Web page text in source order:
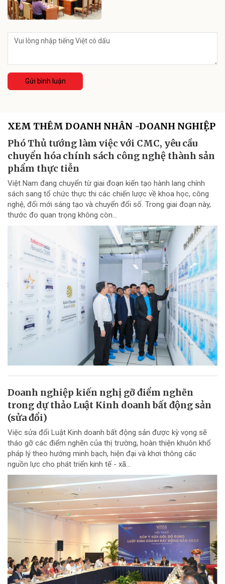
Gửi bình luận
XEM THÊM DOANH NHÂN -DOANH NGHIỆP
Phó Thủ tướng làm việc với CMC, yêu cầu
chuyển hóa chính sách công nghệ thành sản
phẩm thực tiễn
Việt Nam đang chuyển từ giai đoạn kiến tạo hành lang chính
sách sang tổ chức thực thi các chiến lược về khoa học, công
nghệ, đổi mới sáng tạo và chuyển đổi số. Trong giai đoạn này,
thước đo quan trọng không còn...
Doanh nghiệp kiến nghị gỡ điểm nghẽn
trong dự thảo Luật Kinh doanh bất động sản
(sửa đổi)
Việc sửa đổi Luật Kinh doanh bất động sản được kỳ vọng sẽ
tháo gỡ các điểm nghẽn của thị trường, hoàn thiện khuôn khổ
pháp lý theo hướng minh bạch, hiện đại và khơi thông các
nguồn lực cho phát triển kinh tế - xã...